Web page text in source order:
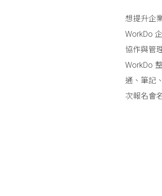
想提升企
WorkDo
協作與管
WorkDo
通、筆記
次報名會